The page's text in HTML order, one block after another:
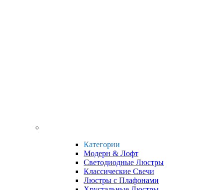
Категории
Модерн & Лофт
Светодиодные Люстры
Классические Свечи
Люстры с Плафонами